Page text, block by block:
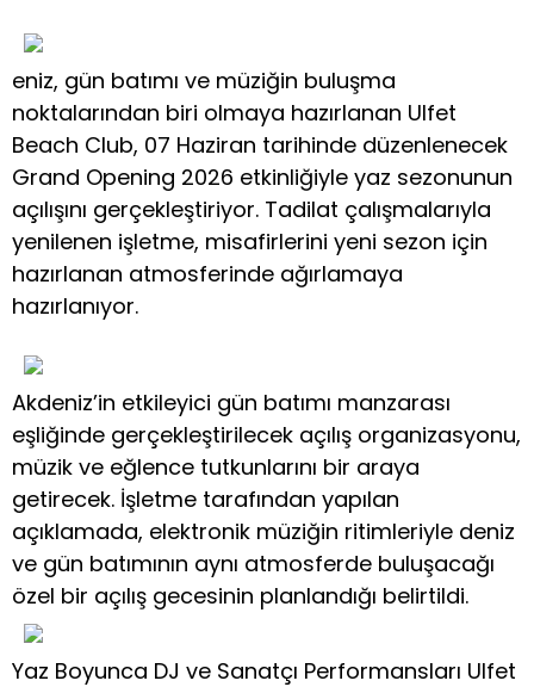
eniz, gün batımı ve müziğin buluşma
noktalarından biri olmaya hazırlanan Ulfet
Beach Club, 07 Haziran tarihinde düzenlenecek
Grand Opening 2026 etkinliğiyle yaz sezonunun
açılışını gerçekleştiriyor. Tadilat çalışmalarıyla
yenilenen işletme, misafirlerini yeni sezon için
hazırlanan atmosferinde ağırlamaya
hazırlanıyor.
Akdeniz’in etkileyici gün batımı manzarası
eşliğinde gerçekleştirilecek açılış organizasyonu,
müzik ve eğlence tutkunlarını bir araya
getirecek. İşletme tarafından yapılan
açıklamada, elektronik müziğin ritimleriyle deniz
ve gün batımının aynı atmosferde buluşacağı
özel bir açılış gecesinin planlandığı belirtildi.
Yaz Boyunca DJ ve Sanatçı Performansları Ulfet